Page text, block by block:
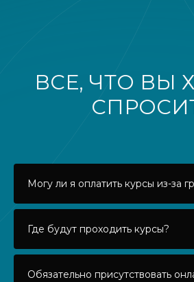
ВСЕ, ЧТО ВЫ
Могу ли я оплатить курсы из-за
Где будут проходить курсы?
Обязательно присутствовать